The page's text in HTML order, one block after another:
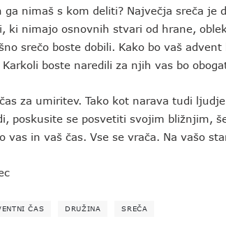
ga nimaš s kom deliti? Največja sreča
ki nimajo osnovnih stvari od hrane,
srečo boste dobili. Kako bo vaš
boste naredili za njih vas bo
za umiritev. Tako kot narava tudi
poskusite se posvetiti svojim bližnjim,
vas in vaš čas. Vse se vrača. Na vašo
ČAS DRUŽINA SREČA